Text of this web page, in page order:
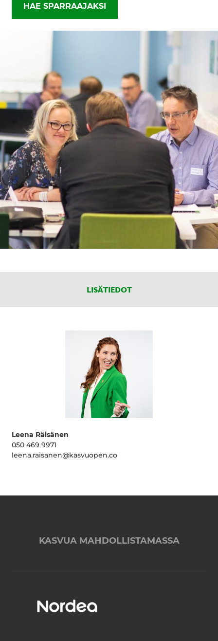
HAE SPARRAAJAKSI
LISÄTIEDOT
Leena Räisänen
050 469 9971
leena.raisanen@kasvuopen.co
KASVUA MAHDOLLISTAMASSA